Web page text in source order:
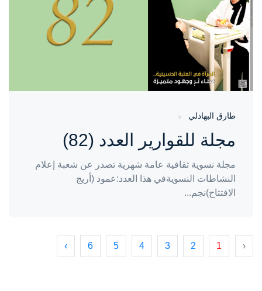
طارق البهادلي
مجلة للقوارير العدد (82)
مجلة نسوية ثقافية عامة شهرية تصدر عن شعبة إعلام
النشاطات النسويةفي هذا العدد:عمود (أريج
الافتتاح)نجم...
‹
1
2
3
4
5
6
›